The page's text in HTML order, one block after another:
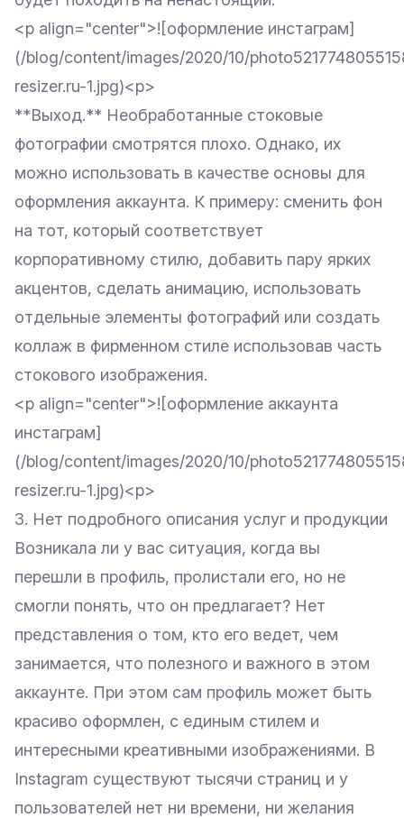
<p align="center">![оформление инстаграм]
(/blog/content/images/2020/10/
resizer.ru-1.jpg)<p>
**Выход.** Необработанные стоковые
фотографии смотрятся плохо. Однако, их
можно использовать в качестве основы для
оформления аккаунта. К примеру: сменить фон
на тот, который соответствует
корпоративному стилю, добавить пару ярких
акцентов, сделать анимацию, использовать
отдельные элементы фотографий или создать
коллаж в фирменном стиле использовав часть
стокового изображения.
<p align="center">![оформление аккаунта
инстаграм]
(/blog/content/images/2020/10/
resizer.ru-1.jpg)<p>
3. Нет подробного описания услуг и продукции
Возникала ли у вас ситуация, когда вы
перешли в профиль, пролистали его, но не
смогли понять, что он предлагает? Нет
представления о том, кто его ведет, чем
занимается, что полезного и важного в этом
аккаунте. При этом сам профиль может быть
красиво оформлен, с единым стилем и
интересными креативными изображениями. В
Instagram существуют тысячи страниц и у
пользователей нет ни времени, ни желания